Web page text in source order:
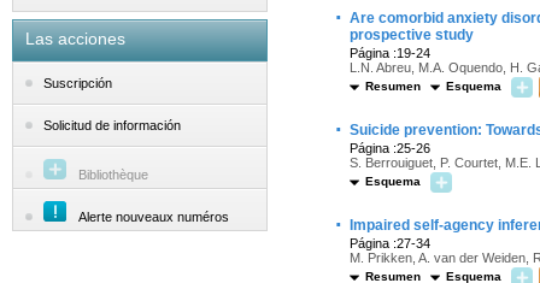
Las acciones
Suscripción
Solicitud de información
Bibliothèque
Alerte nouveaux numéros
· Are comorbid anxiety
prospective study
Página :19-24
L.N. Abreu, M.A. Oquendo, H.
Resumen Esquema
· Suicide prevention:
Página :25-26
S. Berrouiguet, P. Courtet, M.E.
Esquema
· Impaired self-agency
Página :27-34
M. Prikken, A. van der Weiden,
Resumen Esquema